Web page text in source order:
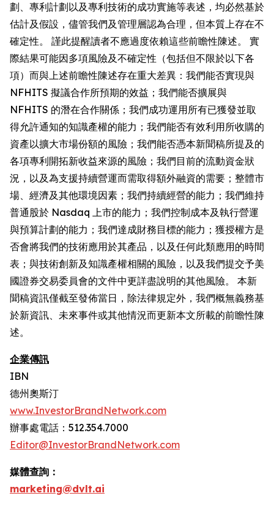
劃、專利計劃以及專利技術的成功實施等表述，均必然基於
估計及假設，儘管我們及管理層認為合理，但本質上存在不
確定性。 謹此提醒讀者不應過度依賴這些前瞻性陳述。 實
際結果可能因多項風險及不確定性（包括但不限於以下各
項）而與上述前瞻性陳述存在重大差異：我們能否實現與
NFHITS 擬議合作所預期的效益；我們能否擴展與
NFHITS 的潛在合作關係；我們成功運用所有已獲發並取
得允許通知的知識產權的能力；我們能否有效利用所收購的
資產以擴大市場份額的風險；我們能否憑本新聞稿所提及的
各項專利開拓新收益來源的風險；我們目前的流動資金狀
況，以及為支援持續營運而需取得額外融資的需要；整體市
場、經濟及其他環境因素；我們持續經營的能力；我們維持
普通股於 Nasdaq 上市的能力；我們控制成本及執行營運
與預算計劃的能力；我們達成財務目標的能力；獲授權方是
否會將我們的技術應用於其產品，以及任何此類應用的時間
表；與技術創新及知識產權相關的風險，以及我們提交予美
國證券交易委員會的文件中更詳盡說明的其他風險。 本新
聞稿資訊僅截至發佈當日，除法律規定外，我們概無義務基
於新資訊、未來事件或其他情況而更新本文所載的前瞻性陳
述。
企業傳訊
IBN
德州奧斯汀
www.InvestorBrandNetwork.com
辦事處電話：512.354.7000
Editor@InvestorBrandNetwork.com
媒體查詢：
marketing@dvlt.ai